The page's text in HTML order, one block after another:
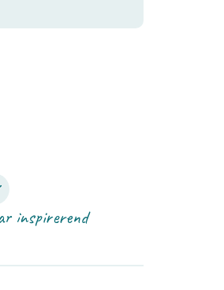
Communiceren)
inspirerend